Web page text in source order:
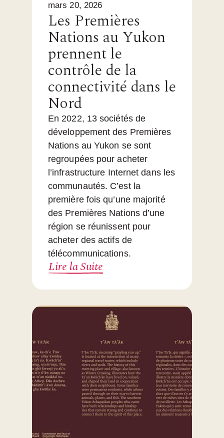
mars 20, 2026
Les Premières
Nations au Yukon
prennent le
contrôle de la
connectivité dans le
Nord
En 2022, 13 sociétés de
développement des Premières
Nations au Yukon se sont
regroupées pour acheter
l’infrastructure Internet dans les
communautés. C’est la
première fois qu’une majorité
des Premières Nations d’une
région se réunissent pour
acheter des actifs de
télécommunications.
Lire la Suite